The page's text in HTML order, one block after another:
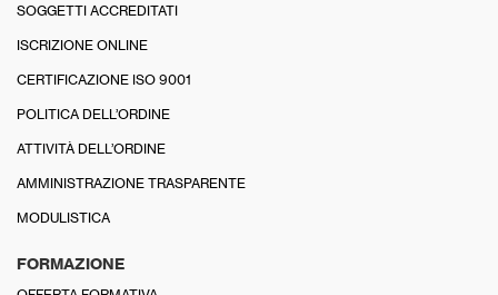
SOGGETTI ACCREDITATI
ISCRIZIONE ONLINE
CERTIFICAZIONE ISO 9001
POLITICA DELL’ORDINE
ATTIVITÀ DELL’ORDINE
AMMINISTRAZIONE TRASPARENTE
MODULISTICA
FORMAZIONE